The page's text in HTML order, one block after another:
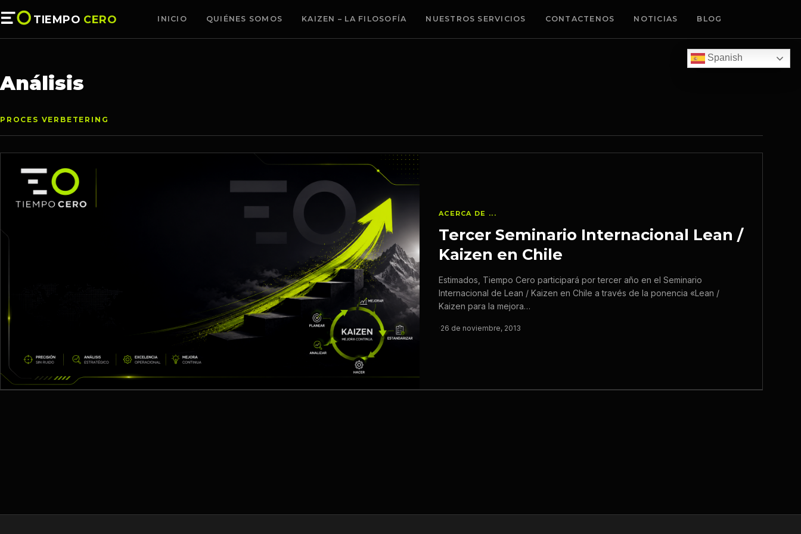
TIEMPO CERO INICIO QUIÉNES SOMOS KAIZEN – LA FILOSOFÍA NUESTROS SERVICIOS CONTACTENOS NOTICIAS BLOG
Análisis
PROCES VERBETERING
ACERCA DE ...
Tercer Seminario Internacional Lean /
Kaizen en Chile
Estimados, Tiempo Cero participará por tercer año en el Seminario
Internacional de Lean / Kaizen en Chile a través de la ponencia «Lean /
Kaizen para la mejora…
·26 de noviembre, 2013
Spanish